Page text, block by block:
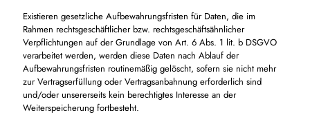
Existieren gesetzliche Aufbewahrungsfristen für Daten, die im
Rahmen rechtsgeschäftlicher bzw. rechtsgeschäftsähnlicher
Verpflichtungen auf der Grundlage von Art. 6 Abs. 1 lit. b DSGVO
verarbeitet werden, werden diese Daten nach Ablauf der
Aufbewahrungsfristen routinemäßig gelöscht, sofern sie nicht mehr
zur Vertragserfüllung oder Vertragsanbahnung erforderlich sind
und/oder unsererseits kein berechtigtes Interesse an der
Weiterspeicherung fortbesteht.